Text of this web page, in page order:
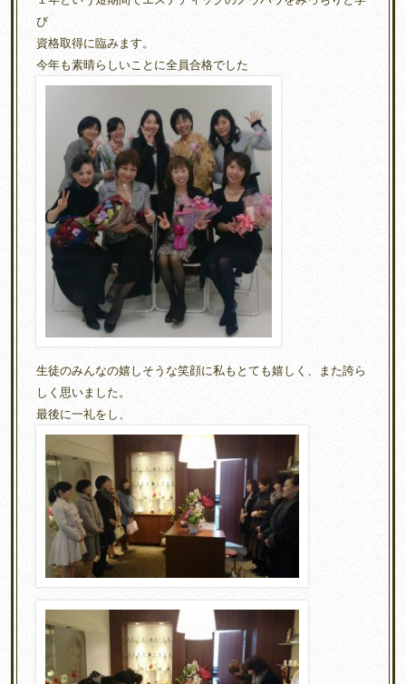
び
資格取得に臨みます。
今年も素晴らしいことに全員合格でした
生徒のみんなの嬉しそうな笑顔に私もとても嬉しく、また誇ら
しく思いました。
最後に一礼をし、